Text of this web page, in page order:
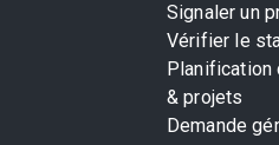
Signaler un
Vérifier le
& projets
Demande